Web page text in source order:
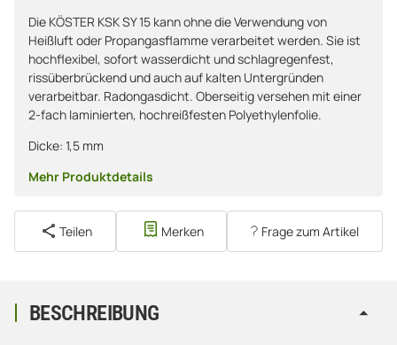
Die KÖSTER KSK SY 15 kann ohne die Verwendung von
Heißluft oder Propangasflamme verarbeitet werden. Sie ist
hochflexibel, sofort wasserdicht und schlagregenfest,
rissüberbrückend und auch auf kalten Untergründen
verarbeitbar. Radongasdicht. Oberseitig versehen mit einer
2-fach laminierten, hochreißfesten Polyethylenfolie.
Dicke: 1,5 mm
Mehr Produktdetails
Teilen Merken Frage zum Artikel
BESCHREIBUNG